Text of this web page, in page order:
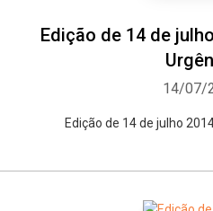
Edição de 14 de
14/07/
Edição de 14 de julho